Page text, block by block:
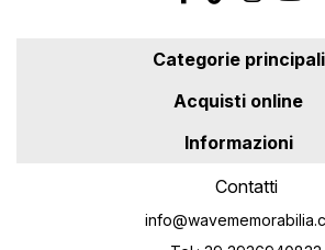
Categorie principali
Acquisti online
Informazioni
Contatti